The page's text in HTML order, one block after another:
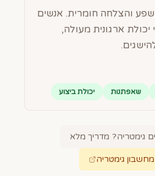
שפע והצלחה חומרית. אנשים
בעלי יכולת ארגונית מעולה,
שאפתנות יכולת ביצוע
גימטריה? מדריך מלא
גימטריה